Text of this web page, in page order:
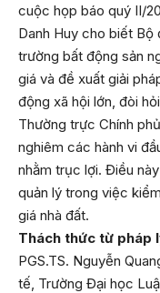
cuộc họp báo quý II/
Danh Huy cho biết Bộ
trường bất động sản
giá và đề xuất giải
động xã hội lớn, đòi
Thường trực Chính
nghiêm các hành vi
nhằm trục lợi. Điều
quản lý trong việc
giá nhà đất.
Thách thức từ pháp
PGS.TS. Nguyễn
tế, Trường Đại học